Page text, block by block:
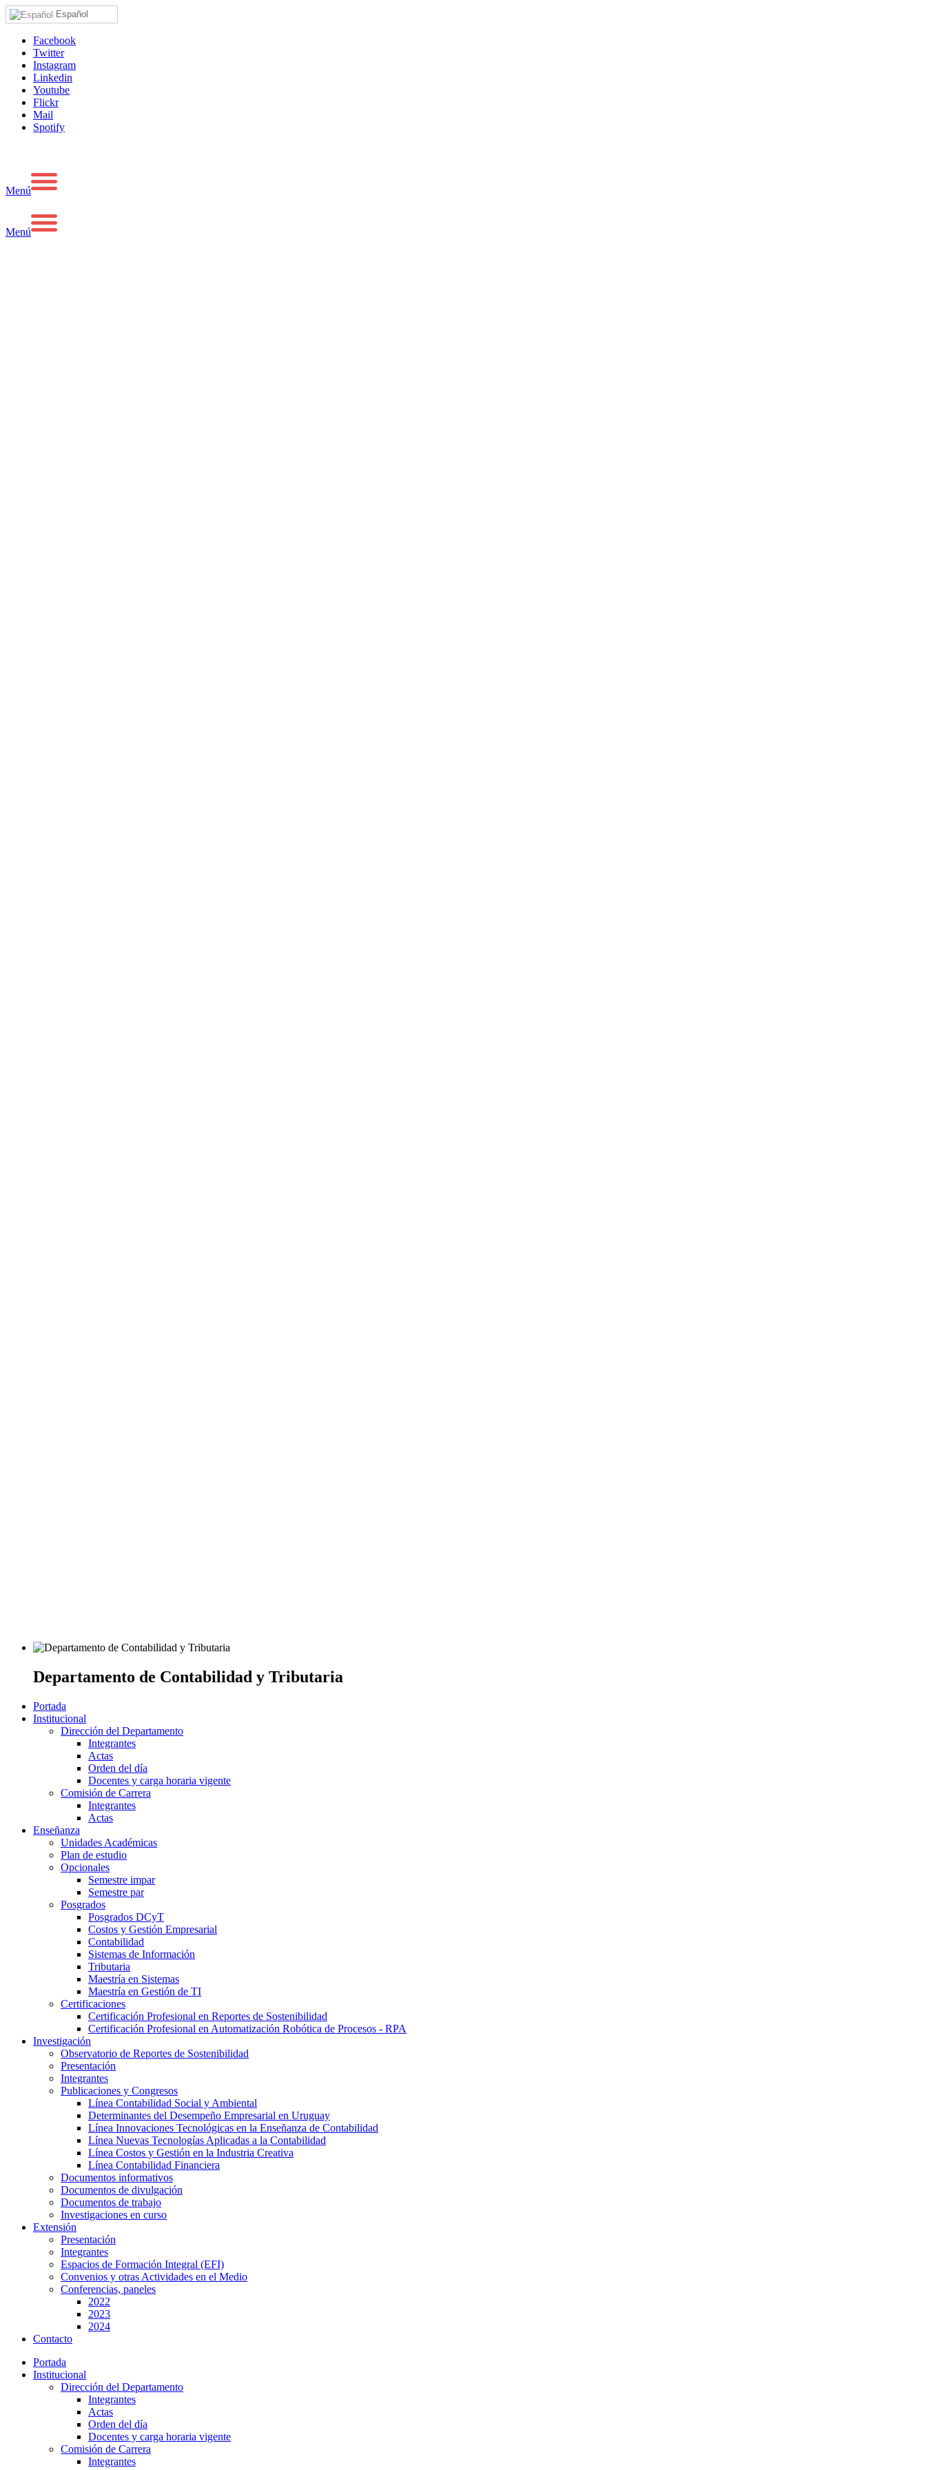
Español
Facebook
Twitter
Instagram
Linkedin
Youtube
Flickr
Mail
Spotify
Menú
Menú
Departamento de Contabilidad y Tributaria
Portada
Institucional
Dirección del Departamento
Integrantes
Actas
Orden del día
Docentes y carga horaria vigente
Comisión de Carrera
Integrantes
Actas
Enseñanza
Unidades Académicas
Plan de estudio
Opcionales
Semestre impar
Semestre par
Posgrados
Posgrados DCyT
Costos y Gestión Empresarial
Contabilidad
Sistemas de Información
Tributaria
Maestría en Sistemas
Maestría en Gestión de TI
Certificaciones
Certificación Profesional en Reportes de Sostenibilidad
Certificación Profesional en Automatización Robótica de Procesos - RPA
Investigación
Observatorio de Reportes de Sostenibilidad
Presentación
Integrantes
Publicaciones y Congresos
Línea Contabilidad Social y Ambiental
Determinantes del Desempeño Empresarial en Uruguay
Línea Innovaciones Tecnológicas en la Enseñanza de Contabilidad
Línea Nuevas Tecnologías Aplicadas a la Contabilidad
Línea Costos y Gestión en la Industria Creativa
Línea Contabilidad Financiera
Documentos informativos
Documentos de divulgación
Documentos de trabajo
Investigaciones en curso
Extensión
Presentación
Integrantes
Espacios de Formación Integral (EFI)
Convenios y otras Actividades en el Medio
Conferencias, paneles
2022
2023
2024
Contacto
Portada
Institucional
Dirección del Departamento
Integrantes
Actas
Orden del día
Docentes y carga horaria vigente
Comisión de Carrera
Integrantes